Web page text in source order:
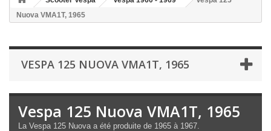
Nuova VMA1T, 1965
VESPA 125 NUOVA VMA1T, 1965
Vespa 125 Nuova VMA1T, 1965
La Vespa 125 Nuova a été produite de 1965 à 1967.